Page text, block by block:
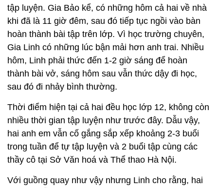
tập luyện. Gia Bảo kể, có những hôm cả hai về nhà
khi đã là 11 giờ đêm, sau đó tiếp tục ngồi vào bàn
hoàn thành bài tập trên lớp. Vì học trường chuyên,
Gia Linh có những lúc bận mải hơn anh trai. Nhiều
hôm, Linh phải thức đến 1-2 giờ sáng để hoàn
thành bài vở, sáng hôm sau vẫn thức dậy đi học,
sau đó đi nhảy bình thường.
Thời điểm hiện tại cả hai đều học lớp 12, không còn
nhiều thời gian tập luyện như trước đây. Dẫu vậy,
hai anh em vẫn cố gắng sắp xếp khoảng 2-3 buổi
trong tuần để tự tập luyện và 2 buổi tập cùng các
thầy cô tại Sở Văn hoá và Thể thao Hà Nội.
Với guồng quay như vậy nhưng Linh cho rằng, hai